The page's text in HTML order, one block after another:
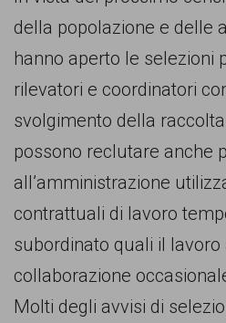
razzismo
informazione,
approfondimento
comunicazione
specificamente
dedicato
fenomeno
del
della popolazione e delle
hanno aperto le selezioni
rilevatori e coordinatori
svolgimento della
possono reclutare anche
all’amministrazione
contrattuali di lavoro
subordinato quali il
collaborazione
Molti degli avvisi di